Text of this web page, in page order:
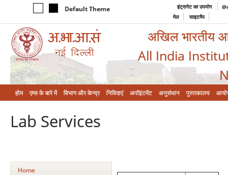
Default Theme इंट्रानेट का उपयोग
मेल
साइटमैप
अखिल भारतीय
All India
होम एम्‍स के बारे में विभाग और केन्‍द्र निविदाएं अपॉइंटमेंट अनुसंधान पुस्तकालय
Lab Services
Home